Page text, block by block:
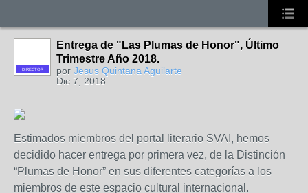
DIRECTOR
Entrega de "Las Plumas de Honor", Último
Trimestre Año 2018.
por Jesus Quintana Aguilarte
Dic 7, 2018
Estimados miembros del portal literario SVAI, hemos
decidido hacer entrega por primera vez, de la Distinción
“Plumas de Honor” en sus diferentes categorías a los
miembros de este espacio cultural internacional.